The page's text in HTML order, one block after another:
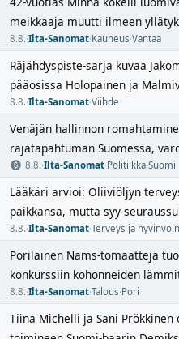
meikkaaja muutti ilmeen
8.8.·Ilta-Sanomat·Kauneus·Vantaa
Räjähdyspiste-sarja kuvaa
pääosissa Holopainen ja
8.8.·Ilta-Sanomat·Viihde
Venäjän hallinnon
rajatapahtuman Suomessa,
8.8.·Ilta-Sanomat·Politiikka·Suomi
Lääkäri arvioi: Oliiviöljyn
paikkansa, mutta syy-
8.8.·Ilta-Sanomat·Terveys ja
Porilainen Nams-tomaatteja
konkurssiin kohonneiden
8.8.·Ilta-Sanomat·Talous·Pori
Tiina Michelli ja Sani Prökkinen